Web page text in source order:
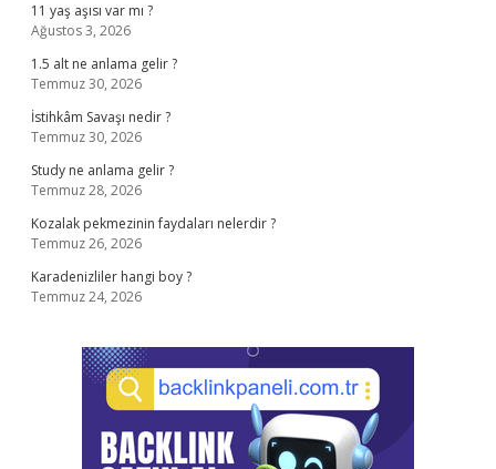
11 yaş aşısı var mı ?
Ağustos 3, 2026
1.5 alt ne anlama gelir ?
Temmuz 30, 2026
İstihkâm Savaşı nedir ?
Temmuz 30, 2026
Study ne anlama gelir ?
Temmuz 28, 2026
Kozalak pekmezinin faydaları nelerdir ?
Temmuz 26, 2026
Karadenizliler hangi boy ?
Temmuz 24, 2026